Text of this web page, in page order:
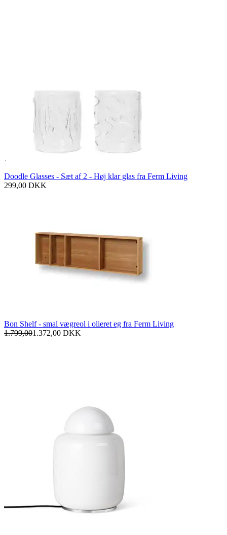
Doodle Glasses - Sæt af 2 - Høj klar glas fra Ferm Living
299,00 DKK
Bon Shelf - smal vægreol i olieret eg fra Ferm Living
1.799,001.372,00 DKK